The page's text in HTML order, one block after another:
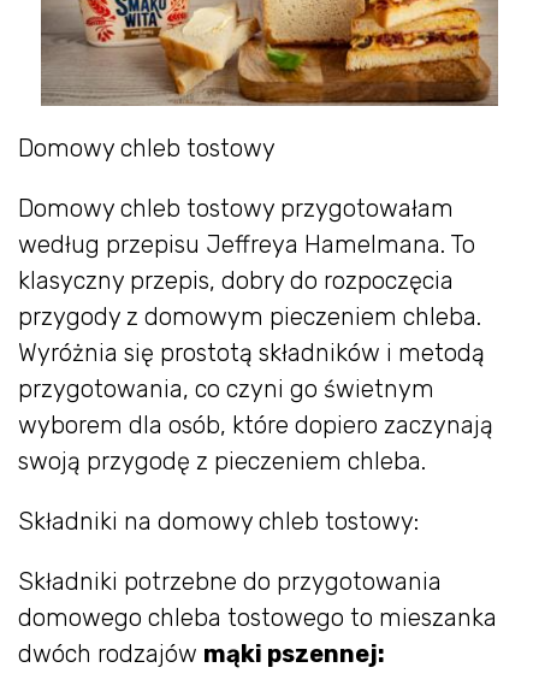
Domowy chleb tostowy
Domowy chleb tostowy przygotowałam
według przepisu Jeffreya Hamelmana. To
klasyczny przepis, dobry do rozpoczęcia
przygody z domowym pieczeniem chleba.
Wyróżnia się prostotą składników i metodą
przygotowania, co czyni go świetnym
wyborem dla osób, które dopiero zaczynają
swoją przygodę z pieczeniem chleba.
Składniki na domowy chleb tostowy:
Składniki potrzebne do przygotowania
domowego chleba tostowego to mieszanka
dwóch rodzajów mąki pszennej: